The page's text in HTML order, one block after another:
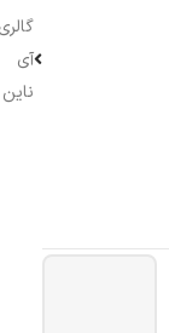
آی
ناین